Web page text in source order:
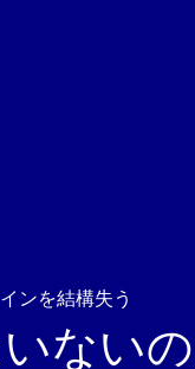
ンを結構失う
ない